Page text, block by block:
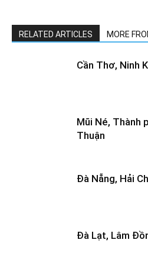
RELATED ARTICLES MORE
Cần Thơ, Ninh
Mũi Né, Thành
Thuận
Đà Nẵng, Hải
Đà Lạt, Lâm